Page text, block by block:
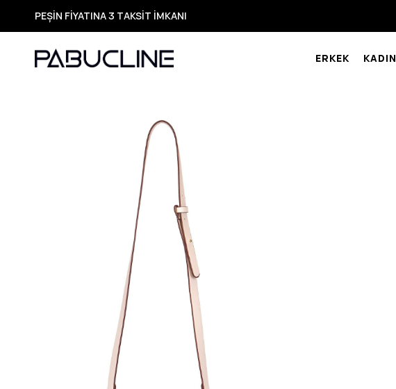
PEŞİN FİYATINA 3 TAKSİT İMKANI
TÜM ÜRÜNLERDE ÜCRETSİZ KARGO
Yeni Sezon Ürünlerde Özel Fırsatlar
Seçili Ürünlerde Hızlı Teslimat
ERKEK KADIN